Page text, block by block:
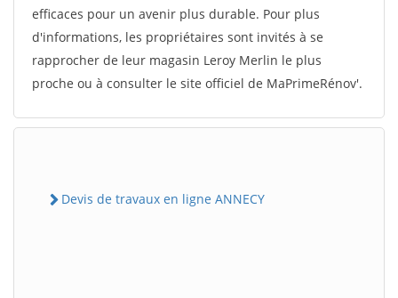
efficaces pour un avenir plus durable. Pour plus
d'informations, les propriétaires sont invités à se
rapprocher de leur magasin Leroy Merlin le plus
proche ou à consulter le site officiel de MaPrimeRénov'.
Devis de travaux en ligne ANNECY